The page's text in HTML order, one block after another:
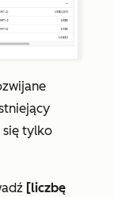
się tylko
[liczbę